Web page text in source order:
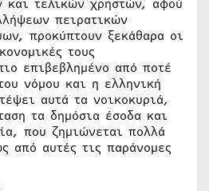
τελικών χρηστών, αφού
πειρατικών
προκύπτουν ξεκάθαρα οι
τους
επιβεβλημένο από ποτέ
νόμου και η ελληνική
αυτά τα νοικοκυριά,
τα δημόσια έσοδα και
που ζημιώνεται πολλά
από αυτές τις παράνομες